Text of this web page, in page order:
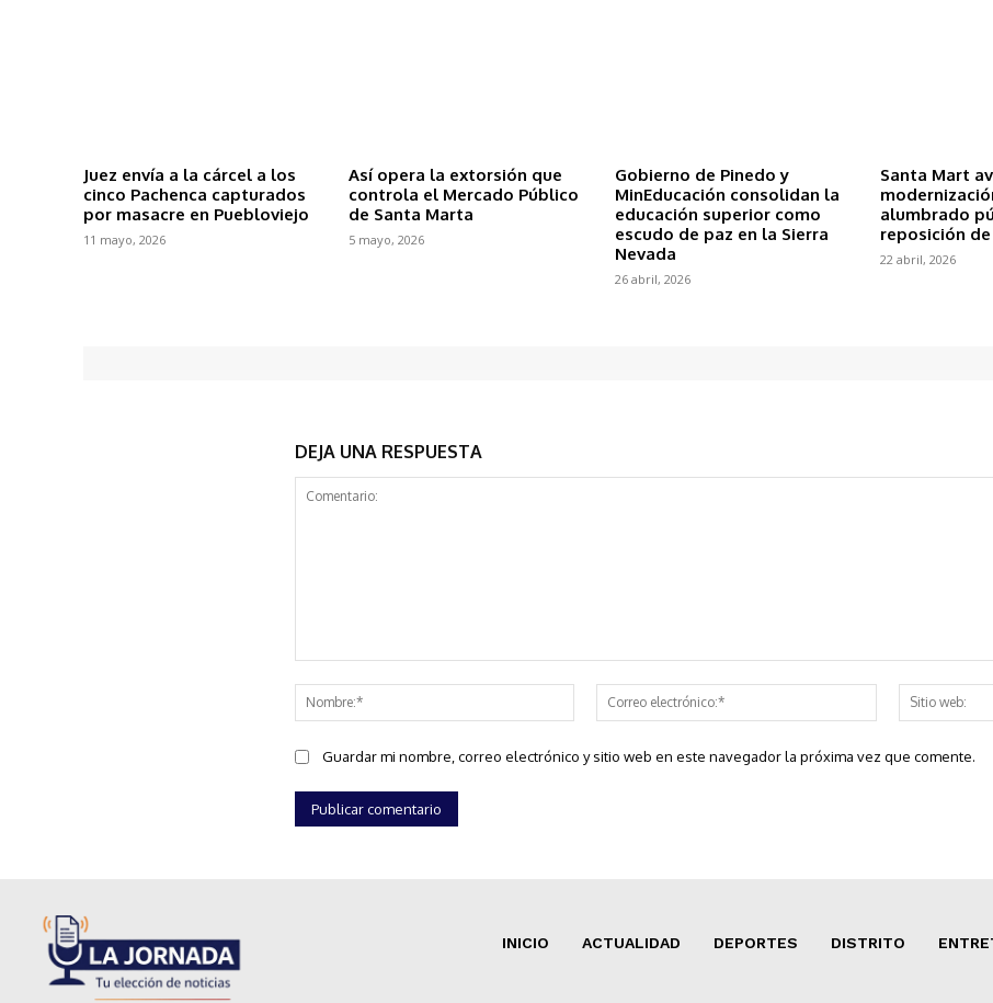
Juez envía a la cárcel a los
cinco Pachenca capturados
por masacre en Puebloviejo
11 mayo, 2026
Así opera la extorsión que
controla el Mercado Público
de Santa Marta
5 mayo, 2026
Gobierno de Pinedo y
MinEducación consolidan la
educación superior como
escudo de paz en la Sierra
Nevada
26 abril, 2026
Santa Mart
alumbrado
reposición
22 abril, 2026
DEJA UNA RESPUESTA
Nombre:*
Correo
electrónico:*
Guardar mi nombre, correo electrónico y sitio web en este navegador la próxima vez que comente.
INICIO ACTUALIDAD DEPORTES DISTRITO